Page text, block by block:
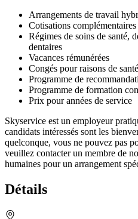
Arrangements de travail
Cotisations
Régimes de soins de santé,
dentaires
Vacances rémunérées
Congés pour raisons de
Programme de
Programme de formation
Prix pour années de service
Skyservice est un employeur
candidats intéressés sont les
quelconque, vous ne pouvez pas
veuillez contacter un membre de
humaines pour un arrangement
Détails